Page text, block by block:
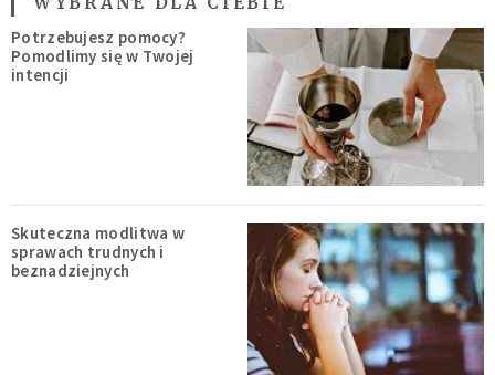
Potrzebujesz pomocy?
Pomodlimy się w Twojej
intencji
Skuteczna modlitwa w
sprawach trudnych i
beznadziejnych